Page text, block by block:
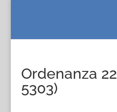
Ordenanza
5303)